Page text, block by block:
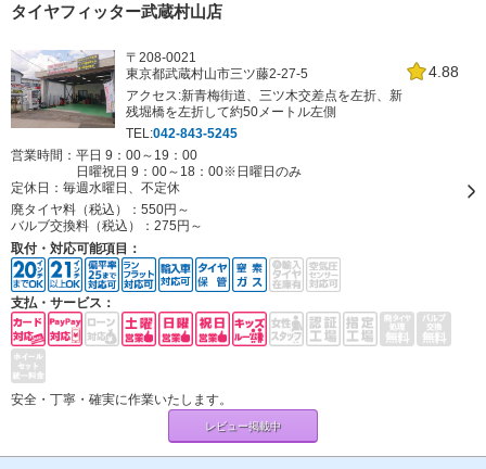
タイヤフィッター武蔵村山店
4.88
〒208-0021
東京都武蔵村山市三ツ藤2-27-5
アクセス:新青梅街道、三ツ木交差点を左折、新
残堀橋を左折して約50メートル左側
TEL:042-843-5245
営業時間：平日 9：00～19：00
日曜祝日 9：00～18：00※日曜日のみ
定休日： 毎週水曜日、不定休
廃タイヤ料（税込）： 550円～
バルブ交換料（税込）： 275円～
取付・対応可能項目：
支払・サービス：
安全・丁寧・確実に作業いたします。
レビュー掲載中